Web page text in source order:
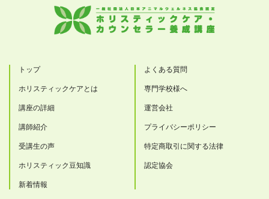
トップ
ホリスティックケアとは
講座の詳細
講師紹介
受講生の声
ホリスティック豆知識
新着情報
よくある質問
専門学校様へ
運営会社
プライバシーポリシー
特定商取引に関する法律
認定協会